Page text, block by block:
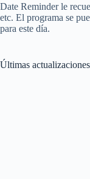
Date Reminder le
etc. El programa se
para este día.
Últimas actualizaciones